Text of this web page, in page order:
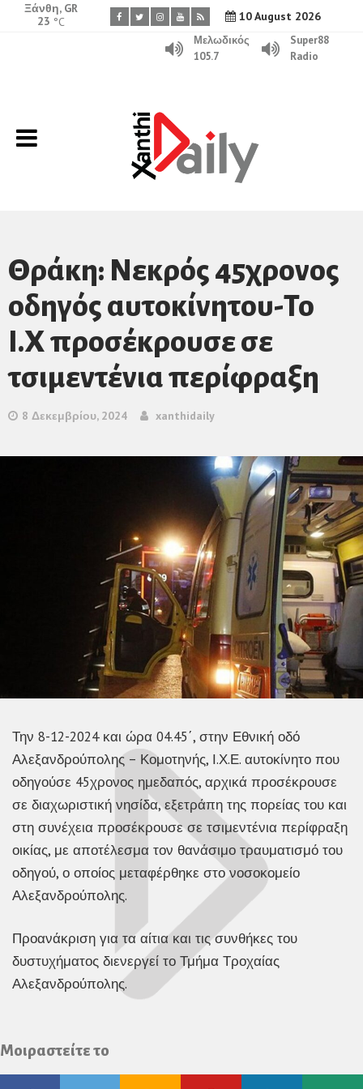
10 August 2026
Ξάνθη, GR
23 °C
Μελωδικός
105.7
Super88
Radio
Θράκη: Νεκρός 45χρονος
οδηγός αυτοκίνητου-Το
Ι.Χ προσέκρουσε σε
τσιμεντένια περίφραξη
8 Δεκεμβρίου, 2024 xanthidaily
Την 8-12-2024 και ώρα 04.45΄, στην Εθνική οδό
Αλεξανδρούπολης – Κομοτηνής, Ι.Χ.Ε. αυτοκίνητο που
οδηγούσε 45χρονος ημεδαπός, αρχικά προσέκρουσε
σε διαχωριστική νησίδα, εξετράπη της πορείας του και
στη συνέχεια προσέκρουσε σε τσιμεντένια περίφραξη
οικίας, με αποτέλεσμα τον θανάσιμο τραυματισμό του
οδηγού, ο οποίος μεταφέρθηκε στο νοσοκομείο
Αλεξανδρούπολης.
Προανάκριση για τα αίτια και τις συνθήκες του
δυστυχήματος διενεργεί το Τμήμα Τροχαίας
Αλεξανδρούπολης.
Μοιραστείτε το